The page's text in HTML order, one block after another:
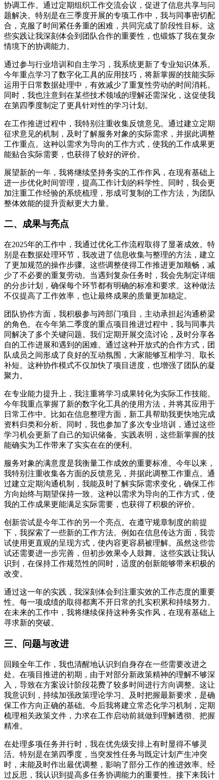
协调工作。通过定期组织工作交流会议，促进了信息共享与问
题解决。特别是在三季度开展的专项工作中，我与同事密切配
合，克服了时间紧任务重的困难，共同完成了阶段性目标。这
些实践让我深刻体会到团队合作的重要性，也锻炼了我在复杂
情境下的协调能力。
通过参与行业培训和自主学习，我系统更新了专业知识体系。
今年重点学习了数字化工具的应用技巧，将新掌握的技能实际
运用于日常数据处理中，有效减少了重复性劳动的时间消耗。
同时，我也注意到在某些技术领域的理解还需深化，这促使我
在第四季度制定了更具针对性的学习计划。
在工作推进过程中，我特别注重收集反馈意见。通过建立定期
征求意见的机制，及时了解服务对象的实际需求，并据此调整
工作重点。这种以需求为导向的工作方式，使我的工作成果更
能贴合实际需要，也获得了较好的评价。
展望新的一年，我将继续坚持务实的工作作风，在现有基础上
进一步优化时间管理，提高工作计划的科学性。同时，我会更
加注重工作经验的系统梳理，形成可复制的工作方法，为团队
整体效能的提升贡献更大力量。
二、成果与亮点
在2025年的工作中，我通过优化工作流程取得了显著成效。特
别是在数据处理环节，我改进了信息收集与整理的方法，建立
了更加规范的操作步骤。这些调整使得工作推进更加顺畅，减
少了不必要的重复劳动。当遇到复杂任务时，我会先制定详细
的分步计划，确保每个环节都有明确的标准和要求。这种做法
不仅提高了工作效率，也让最终成果的质量更加稳定。
团队协作方面，我积极参与跨部门项目，主动承担起沟通桥梁
的角色。在今年第二季度的重点项目推进过程中，我与同事共
同解决了多个关键问题。我们定期开展交流讨论，及时分享各
自的工作进展和遇到的困难。通过这种开放式的合作方式，团
队成员之间形成了良好的互动氛围，大家能够互相学习、取长
补短。这种协作模式不仅加快了项目进度，也增强了团队的凝
聚力。
在专业能力提升上，我注重将学习成果转化为实际工作技能。
今年我重点掌握了新的数字化工具的使用方法，并将其应用于
日常工作中。比如在信息整理方面，新工具帮助我更快地完成
资料归类和分析。同时，我也参加了多次专业培训，通过这些
学习机会更新了自己的知识储备。实践表明，这些新掌握的技
能确实为工作带来了实实在在的便利。
服务对象的满意度是我衡量工作成效的重要标准。今年以来，
我特别注重收集各方面的反馈意见，并据此调整工作重点。通
过建立定期沟通机制，我能及时了解实际需求变化，确保工作
方向始终与期望保持一致。这种以需求为导向的工作方式，使
我的工作成果更能满足实际需要，也获得了积极的评价。
创新尝试是今年工作的另一个亮点。在遵守规章制度的前提
下，我探索了一些新的工作方法。例如在信息传达方面，我尝
试使用更直观的呈现方式，使内容更容易被理解。虽然这些尝
试还需要进一步完善，但初步效果令人鼓舞。这些实践让我认
识到，在保持工作规范性的同时，适度的创新能够带来积极的
改变。
通过这一年的实践，我深刻体会到注重实效的工作态度的重要
性。每一项成绩的取得都离不开日常的扎实积累和持续努力。
在未来的工作中，我将继续保持这种务实作风，在现有基础上
寻求新的突破。
三、问题与改进
回顾全年工作，我也清醒地认识到自身存在一些需要改进之
处。在项目推进的初期，由于对部分新政策精神的理解不够深
入，导致在方案设计阶段花费了较多时间进行方向调整。这让
我意识到，持续加强政策理论学习、及时把握最新要求，是确
保工作方向正确的基础。今后我将建立常态化学习机制，定期
梳理相关政策文件，力求在工作启动前就做到理解透彻、把握
精准。
在处理多项任务并行时，我在优先级安排上有时显得不够灵
活。特别是在第四季度，当突发性任务与既定计划产生冲突
时，未能及时作出最优调整，影响了部分工作的推进效率。经
过反思，我认识到提高多任务协调能力的重要性。接下来我计